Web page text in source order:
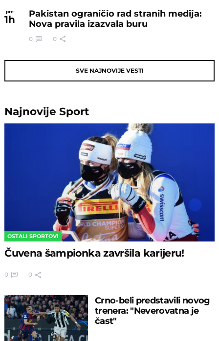
pre
1h
Pakistan ograničio rad stranih medija:
Nova pravila izazvala buru
0 0
SVE NAJNOVIJE VESTI
NajnovijeSport
OSTALI SPORTOVI
Čuvena šampionka završila karijeru!
0 0
Crno-beli predstavili novog
trenera: "Neverovatna je
čast"